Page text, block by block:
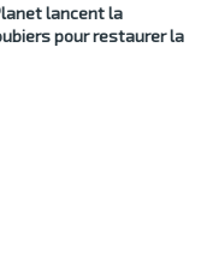
lancent la
pour restaurer la